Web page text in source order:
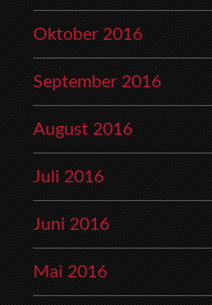
Oktober 2016
September 2016
August 2016
Juli 2016
Juni 2016
Mai 2016